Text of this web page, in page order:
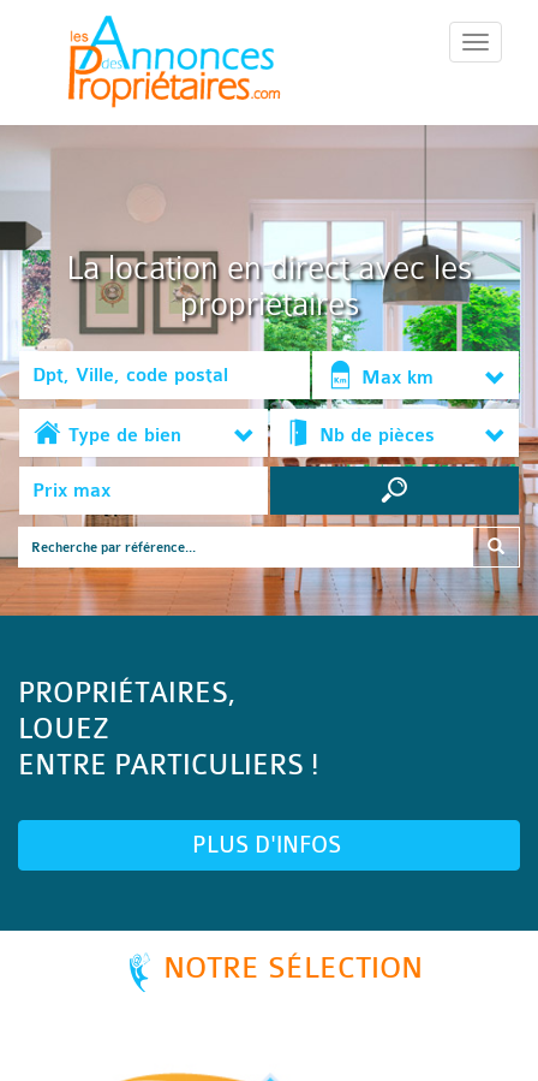
::Menu::
La location en direct avec les
propriétaires
Max km
Type de bien Nb de pièces
PROPRIÉTAIRES,
LOUEZ
ENTRE PARTICULIERS !
PLUS D'INFOS
NOTRE SÉLECTION